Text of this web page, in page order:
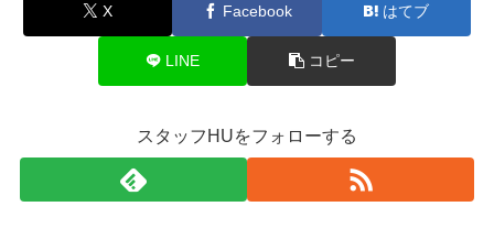
X Facebook はてブ
LINE コピー
スタッフHUをフォローする